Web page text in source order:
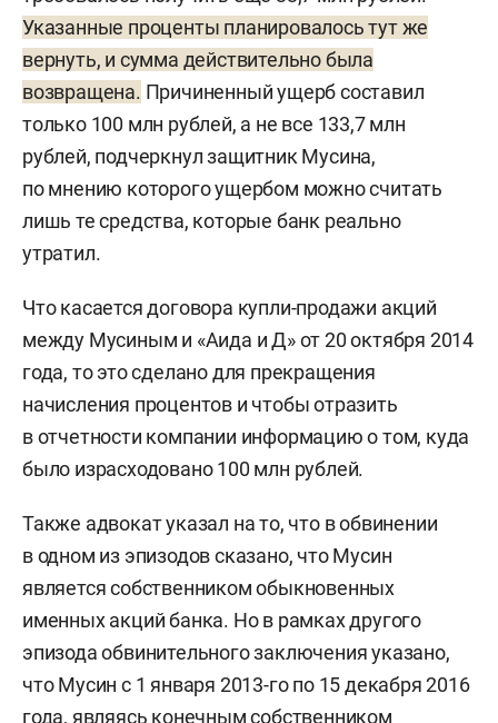
Указанные проценты планировалось тут же
вернуть, и сумма действительно была
возвращена. Причиненный ущерб составил
только 100 млн рублей, а не все 133,7 млн
рублей, подчеркнул защитник Мусина,
по мнению которого ущербом можно считать
лишь те средства, которые банк реально
утратил.
Что касается договора купли-продажи акций
между Мусиным и «Аида и Д» от 20 октября 2014
года, то это сделано для прекращения
начисления процентов и чтобы отразить
в отчетности компании информацию о том, куда
было израсходовано 100 млн рублей.
Также адвокат указал на то, что в обвинении
в одном из эпизодов сказано, что Мусин
является собственником обыкновенных
именных акций банка. Но в рамках другого
эпизода обвинительного заключения указано,
что Мусин с 1 января 2013-го по 15 декабря 2016
года, являясь конечным собственником